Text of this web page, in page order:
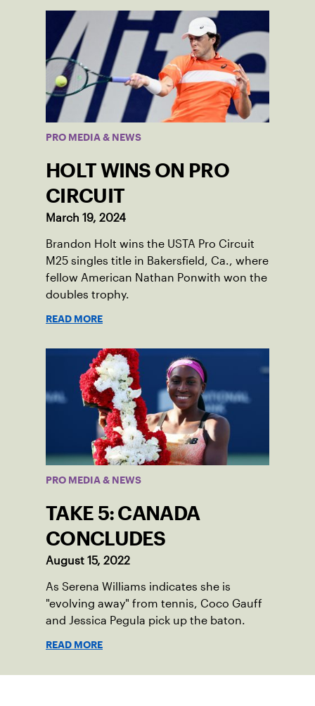
PRO MEDIA & NEWS
HOLT WINS ON PRO
CIRCUIT
March 19, 2024
Brandon Holt wins the USTA Pro Circuit
M25 singles title in Bakersfield, Ca., where
fellow American Nathan Ponwith won the
doubles trophy.
READ MORE
PRO MEDIA & NEWS
TAKE 5: CANADA
CONCLUDES
August 15, 2022
As Serena Williams indicates she is
"evolving away" from tennis, Coco Gauff
and Jessica Pegula pick up the baton.
READ MORE